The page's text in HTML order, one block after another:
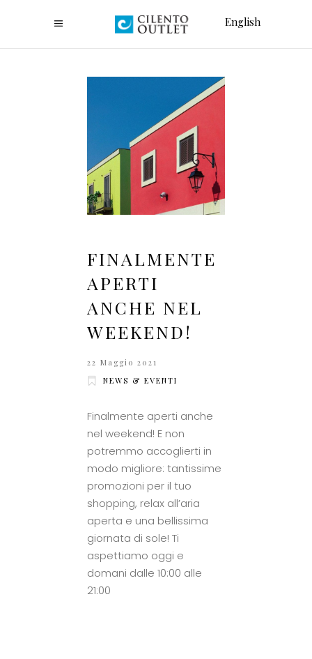
English
FINALMENTE
APERTI
ANCHE NEL
WEEKEND!
22 Maggio 2021
NEWS & EVENTI
Finalmente aperti anche
nel weekend! E non
potremmo accoglierti in
modo migliore: tantissime
promozioni per il tuo
shopping, relax all’aria
aperta e una bellissima
giornata di sole! Ti
aspettiamo oggi e
domani dalle 10:00 alle
21:00